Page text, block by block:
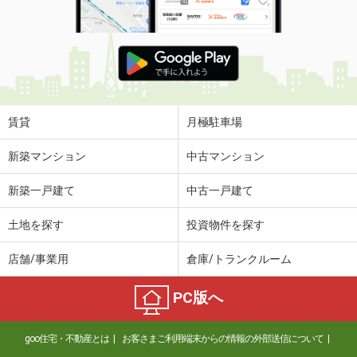
賃貸 月極駐車場
新築マンション 中古マンション
新築一戸建て 中古一戸建て
土地を探す 投資物件を探す
店舗/事業用 倉庫/トランクルーム
PC版へ
goo住宅・不動産とは お客さまご利用端末からの情報の外部送信について